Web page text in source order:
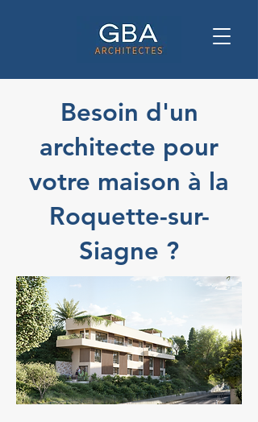
Besoin d'un
architecte pour
votre maison à la
Roquette-sur-
Siagne ?